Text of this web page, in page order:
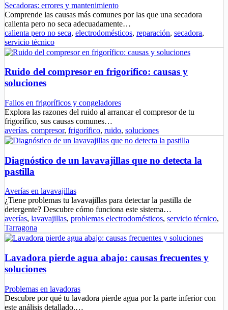
Secadoras: errores y mantenimiento
Comprende las causas más comunes por las que una secadora
calienta pero no seca adecuadamente…
calienta pero no seca, electrodomésticos, reparación, secadora,
servicio técnico
Ruido del compresor en frigorífico: causas y
soluciones
Fallos en frigoríficos y congeladores
Explora las razones del ruido al arrancar el compresor de tu
frigorífico, sus causas comunes…
averías, compresor, frigorífico, ruido, soluciones
Diagnóstico de un lavavajillas que no detecta la
pastilla
Averías en lavavajillas
¿Tiene problemas tu lavavajillas para detectar la pastilla de
detergente? Descubre cómo funciona este sistema…
averías, lavavajillas, problemas electrodomésticos, servicio técnico,
Tarragona
Lavadora pierde agua abajo: causas frecuentes y
soluciones
Problemas en lavadoras
Descubre por qué tu lavadora pierde agua por la parte inferior con
este análisis detallado.…